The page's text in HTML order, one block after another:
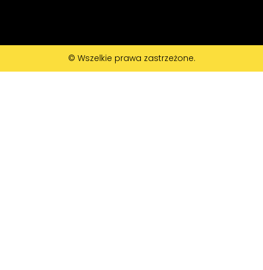
© Wszelkie prawa zastrzeżone.